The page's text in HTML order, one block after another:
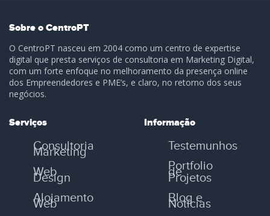
Sobre o CentroPT
O CentroPT nasceu em 2004 como um centro de expertise
digital que presta serviços de consultoria em Marketing Digital,
com um forte enfoque no melhoramento da presença online
dos Empreendedores e PME’s, e claro, no retorno dos seus
negócios.
Serviços
Consultoria
Marketing
Web
Design
Alojamento
Web
Informação
Testemunhos
Portfolio
de
Projetos
Blog e
Notícias